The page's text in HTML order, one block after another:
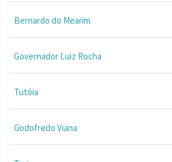
Bernardo do Mearim
Governador Luiz Rocha
Tutóia
Godofredo Viana